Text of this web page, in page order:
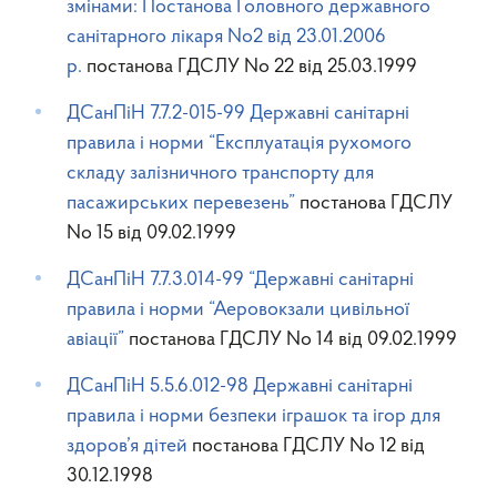
змінами: Постанова Головного державного
санітарного лікаря No2 від 23.01.2006
р. постанова ГДСЛУ No 22 від 25.03.1999
ДСанПіН 7.7.2-015-99 Державні санітарні
правила і норми “Експлуатація рухомого
складу залізничного транспорту для
пасажирських перевезень” постанова ГДСЛУ
No 15 від 09.02.1999
ДСанПіН 7.7.3.014-99 “Державні санітарні
правила і норми “Аеровокзали цивільної
авіації” постанова ГДСЛУ No 14 від 09.02.1999
ДСанПіН 5.5.6.012-98 Державні санітарні
правила і норми безпеки іграшок та ігор для
здоров’я дітей постанова ГДСЛУ No 12 від
30.12.1998